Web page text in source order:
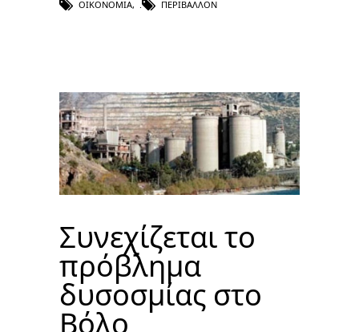
ΟΙΚΟΝΟΜΊΑ, ΠΕΡΙΒΆΛΛΟΝ
Συνεχίζεται το
πρόβλημα
δυσοσμίας στο
Βόλο